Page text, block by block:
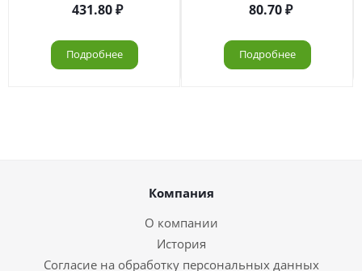
431.80
Подробнее
80.70
Подробнее
Компания
О компании
История
Согласие на обработку персональных данных